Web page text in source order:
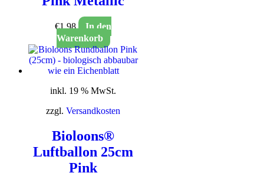
€1,98
In den
Warenkorb
inkl. 19 % MwSt.
zzgl. Versandkosten
Bioloons®
Luftballon 25cm
Pink